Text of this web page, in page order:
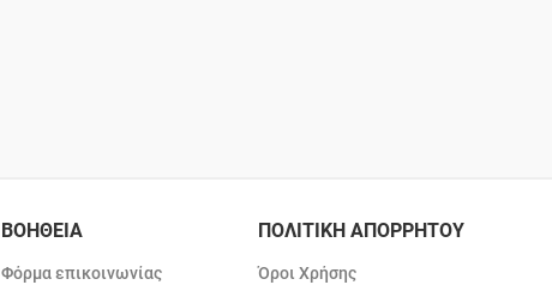
ΒΟΗΘΕΙΑ
Φόρμα επικοινωνίας
ΠΟΛΙΤΙΚΗ ΑΠΟΡΡΗΤΟΥ
Όροι Χρήσης